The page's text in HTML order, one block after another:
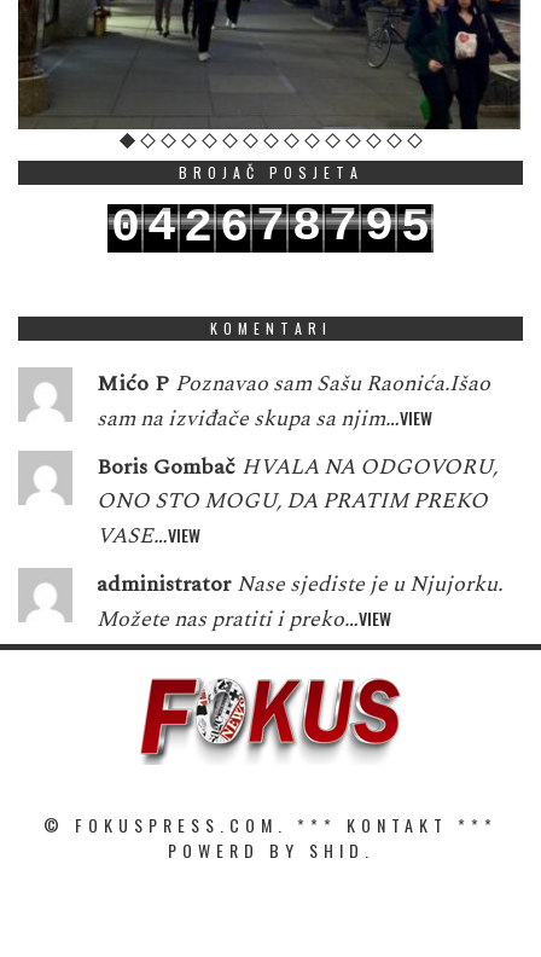
BROJAČ POSJETA
042678795
KOMENTARI
Mićo P Poznavao sam Sašu Raonića.Išao
sam na izviđače skupa sa njim…VIEW
Boris Gombač HVALA NA ODGOVORU,
ONO STO MOGU, DA PRATIM PREKO
VASE…VIEW
administrator Nase sjediste je u Njujorku.
Možete nas pratiti i preko…VIEW
© FOKUSPRESS.COM. *** KONTAKT
***
POWERD BY SHID.